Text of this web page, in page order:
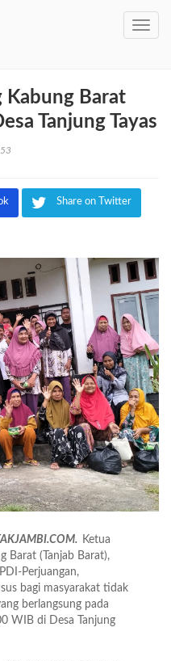
Kabung Barat
Tanjung Tayas
Share on Twitter
Ketua
Barat (Tanjab Barat),
Perjuangan,
bagi masyarakat tidak
berlangsung pada
WIB di Desa Tanjung